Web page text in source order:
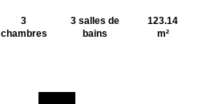
3
chambres
3 salles de
bains
123.14
m²